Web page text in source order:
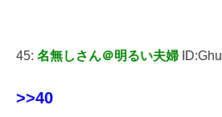
45: 名無しさん＠明るい夫婦
>>40